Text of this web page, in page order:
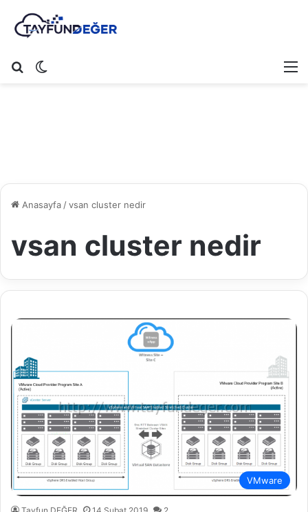
Arama yap ...
Anasayfa/vsan cluster nedir
vsan cluster nedir
VMware